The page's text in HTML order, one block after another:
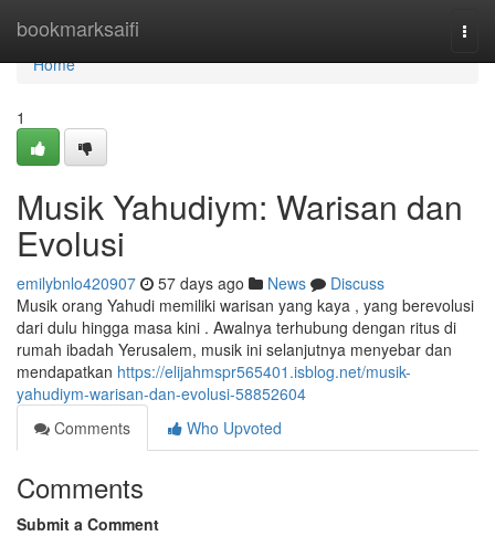
bookmarksaifi
Home
Home
1
Musik Yahudiym: Warisan dan
Evolusi
emilybnlo420907 57 days ago News
Discuss
Musik orang Yahudi memiliki warisan yang kaya , yang berevolusi
dari dulu hingga masa kini . Awalnya terhubung dengan ritus di
rumah ibadah Yerusalem, musik ini selanjutnya menyebar dan
mendapatkan https://elijahmspr565401.isblog.net/musik-
yahudiym-warisan-dan-evolusi-58852604
Comments
Who Upvoted
Comments
Submit a Comment